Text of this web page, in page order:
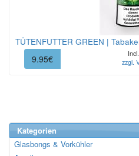
TÜTENFUTTER GREEN |
9.95€
zzgl.
Kategorien
Glasbongs & Vorkühler